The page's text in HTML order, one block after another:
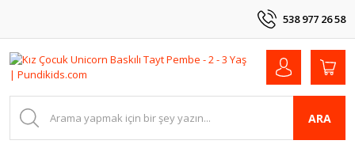
538 977 26 58
ARA